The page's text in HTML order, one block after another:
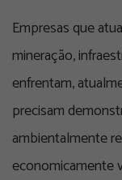
Empresas que
mineração,
enfrentam,
precisam
ambientalmente
economicamente